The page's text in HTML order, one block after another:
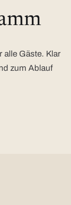
alle Gäste. Klar
zum Ablauf